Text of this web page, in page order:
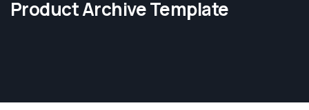
Product Archive Template